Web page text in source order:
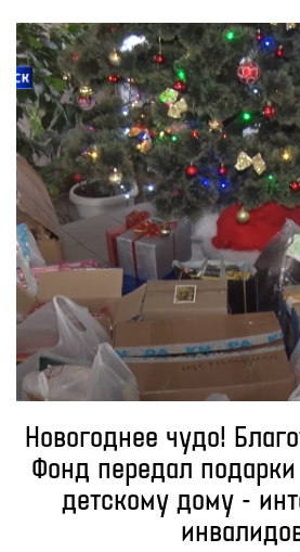
Новогоднее чудо!
Фонд передал
детскому дому -